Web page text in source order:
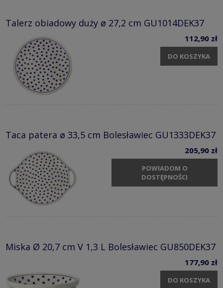
Talerz obiadowy duży ø 27,2 cm GU1014DEK37
112,90 zł
DO KOSZYKA
Taca patera ø 33,5 cm Bolesławiec GU1333DEK37
205,90 zł
POWIADOM O
DOSTĘPNOŚCI
Miska Ø 20,7 cm V 1,3 L Bolesławiec GU850DEK37
177,90 zł
DO KOSZYKA